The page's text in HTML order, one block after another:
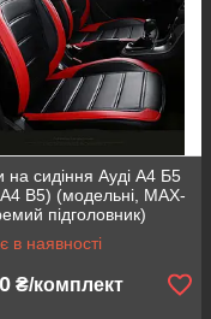
на сидіння Ауді А4 Б5
B5) (модельні, MAX-
підголовник)
в наявності
₴/комплект